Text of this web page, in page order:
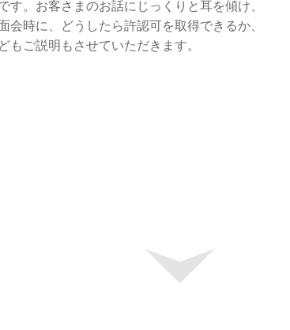
。お客さまのお話にじっくりと耳を傾け、
会時に、どうしたら許認可を取得できるか、
もご説明もさせていただきます。